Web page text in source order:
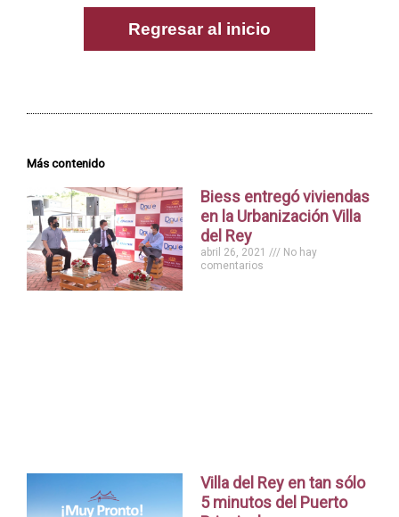
Regresar al inicio
Más contenido
Biess entregó viviendas
en la Urbanización Villa
del Rey
abril 26, 2021
No hay
comentarios
Villa del Rey en tan sólo
5 minutos del Puerto